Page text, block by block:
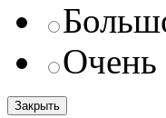
Закрыть